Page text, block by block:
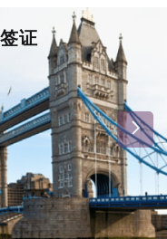
证